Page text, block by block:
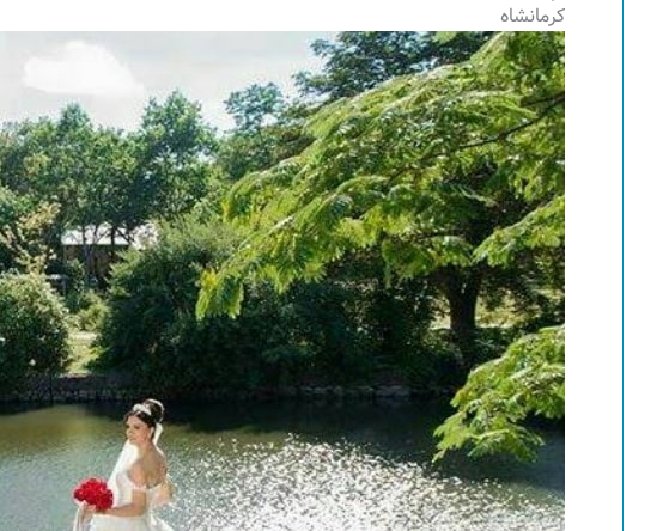
کرمانشاه